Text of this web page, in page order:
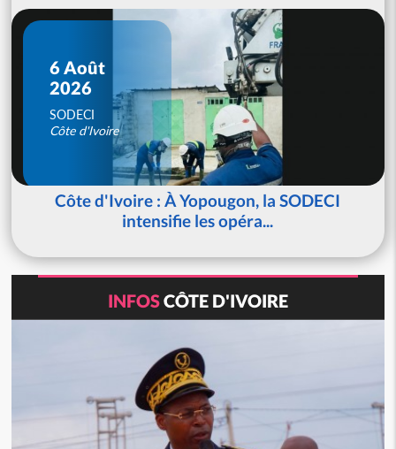
6 Août
2026
SODECI
Côte d'Ivoire
Côte d'Ivoire : À Yopougon, la SODECI
intensifie les opéra...
INFOSCÔTE D'IVOIRE